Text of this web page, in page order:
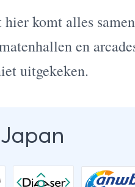
komt alles
en
uitgekeken.
Japan